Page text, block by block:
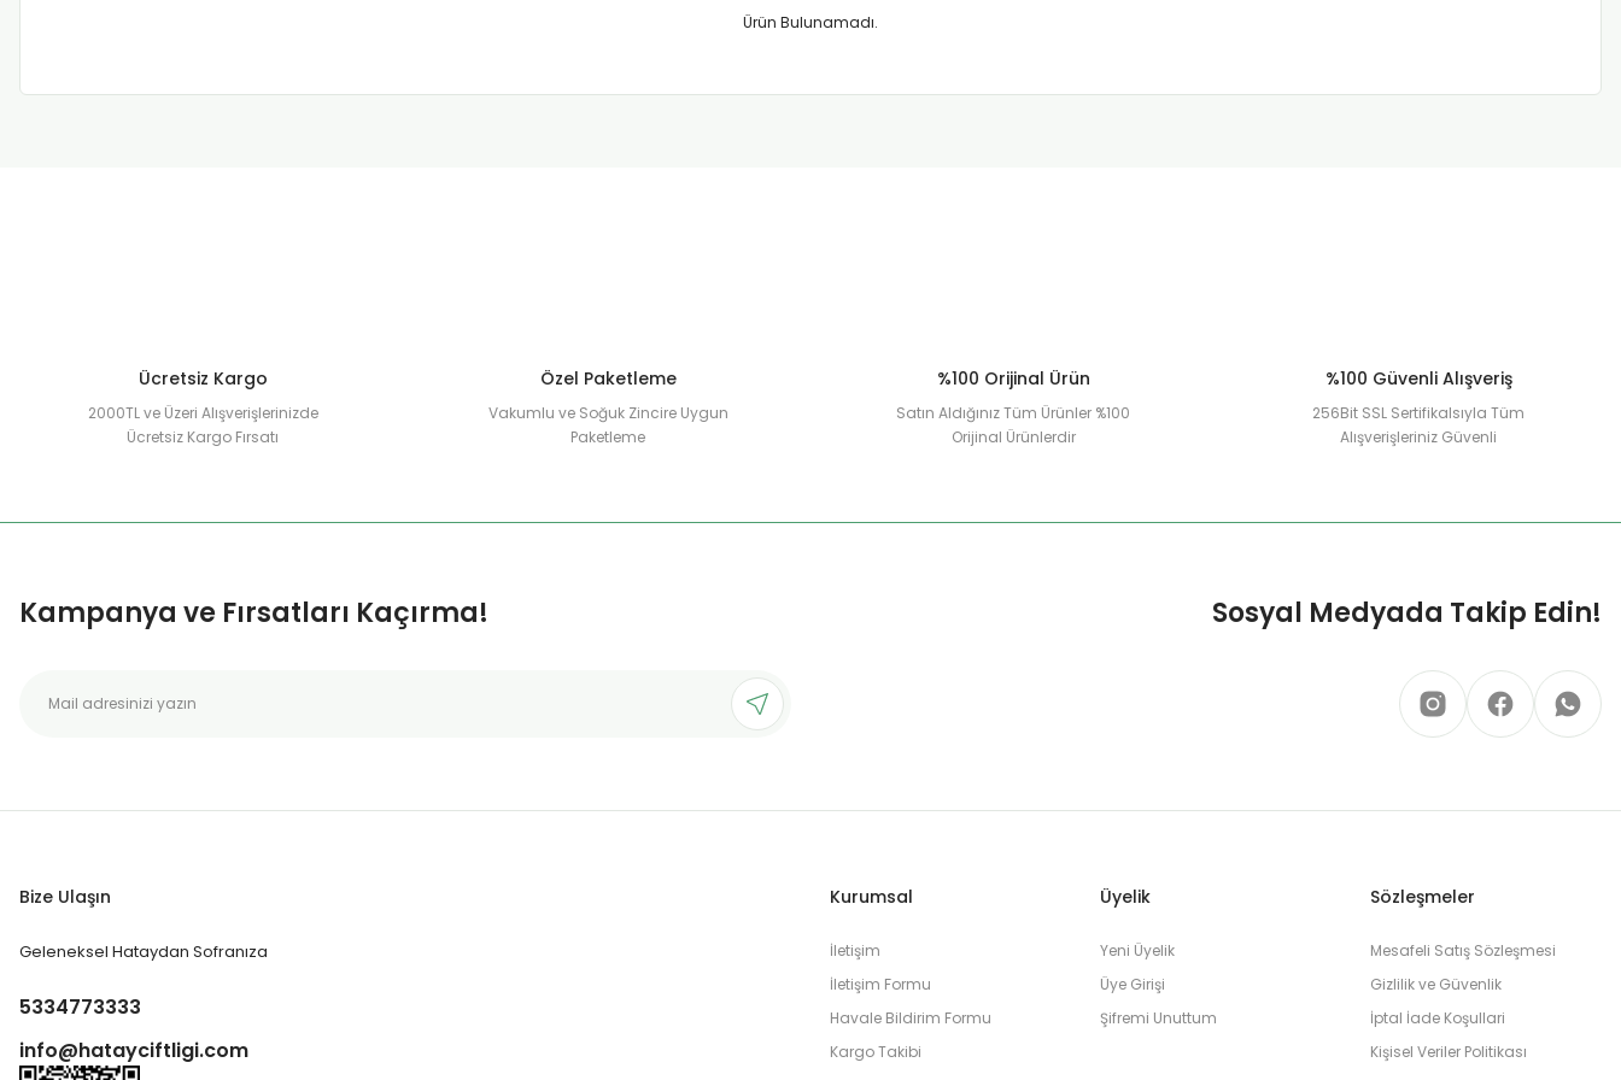
Ürün Bulunamadı.
Ücretsiz Kargo
2000TL ve Üzeri Alışverişlerinizde
Ücretsiz Kargo Fırsatı
Özel Paketleme
Vakumlu ve Soğuk Zincire Uygun
Paketleme
%100 Orijinal Ürün
Satın Aldığınız Tüm Ürünler %100
Orijinal Ürünlerdir
%100 Güvenli Alışveriş
256Bit SSL Sertifikalsıyla Tüm
Alışverişleriniz Güvenli
Kampanya ve Fırsatları Kaçırma! Sosyal Medyada Takip Edin!
Bize Ulaşın
Geleneksel Hataydan Sofranıza
5334773333
info@hatayciftligi.com
Kurumsal
İletişim
İletişim Formu
Havale Bildirim Formu
Kargo Takibi
Üyelik
Yeni Üyelik
Üye Girişi
Şifremi Unuttum
Sözleşmeler
Mesafeli Satış Sözleşmesi
Gizlilik ve Güvenlik
İptal İade Koşullari
Kişisel Veriler Politikası